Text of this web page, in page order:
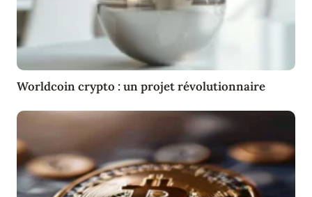
Worldcoin crypto : un projet révolutionnaire